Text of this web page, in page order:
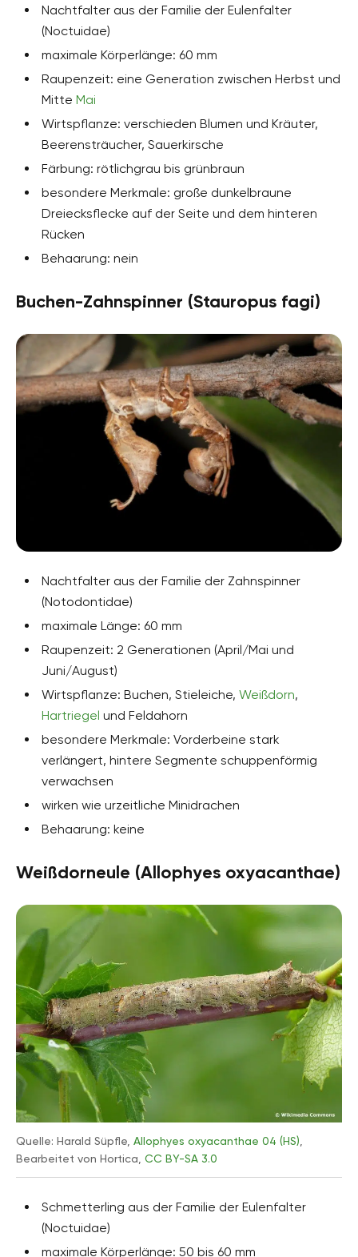
Nachtfalter aus der Familie der Eulenfalter
(Noctuidae)
maximale Körperlänge: 60 mm
Raupenzeit: eine Generation zwischen Herbst und
Mitte Mai
Wirtspflanze: verschieden Blumen und Kräuter,
Beerensträucher, Sauerkirsche
Färbung: rötlichgrau bis grünbraun
besondere Merkmale: große dunkelbraune
Dreiecksflecke auf der Seite und dem hinteren
Rücken
Behaarung: nein
Buchen-Zahnspinner (Stauropus fagi)
Nachtfalter aus der Familie der Zahnspinner
(Notodontidae)
maximale Länge: 60 mm
Raupenzeit: 2 Generationen (April/Mai und
Juni/August)
Wirtspflanze: Buchen, Stieleiche, Weißdorn,
Hartriegel und Feldahorn
besondere Merkmale: Vorderbeine stark
verlängert, hintere Segmente schuppenförmig
verwachsen
wirken wie urzeitliche Minidrachen
Behaarung: keine
Weißdorneule (Allophyes oxyacanthae)
Quelle: Harald Süpfle, Allophyes oxyacanthae 04 (HS)
Bearbeitet von Hortica, CC BY-SA 3.0
Schmetterling aus der Familie der Eulenfalter
(Noctuidae)
maximale Körperlänge: 50 bis 60 mm